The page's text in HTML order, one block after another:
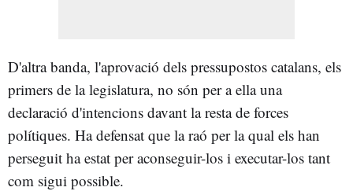
D'altra banda, l'aprovació dels pressupostos catalans, els
primers de la legislatura, no són per a ella una
declaració d'intencions davant la resta de forces
polítiques. Ha defensat que la raó per la qual els han
perseguit ha estat per aconseguir-los i executar-los tant
com sigui possible.